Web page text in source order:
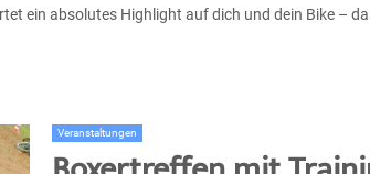
ein absolutes Highlight auf dich und dein Bike –
Veranstaltungen